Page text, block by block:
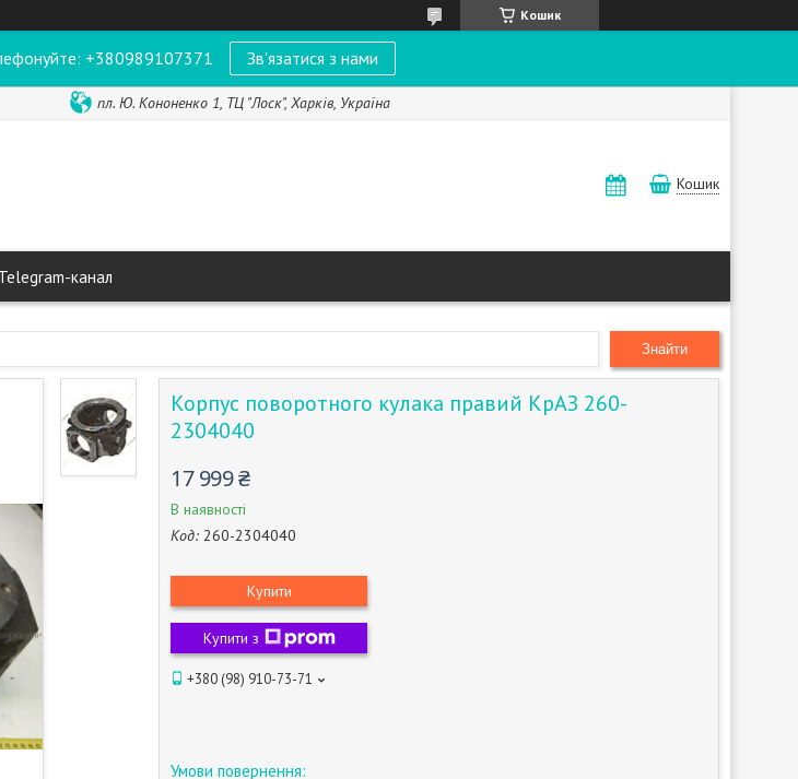
Кошик
+380989107371 Зв'язатися з нами
пл. Ю. Кононенко 1, ТЦ "Лоск", Харків, Україна
Кошик
Telegram-канал
Знайти
Корпус поворотного кулака правий КрАЗ 260-
2304040
17 999 ₴
В наявності
Код: 260-2304040
Купити
Купити з
+380 (98) 910-73-71